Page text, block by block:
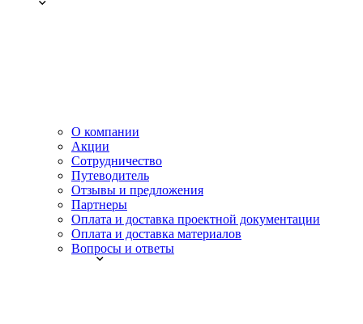
О компании
Акции
Сотрудничество
Путеводитель
Отзывы и предложения
Партнеры
Оплата и доставка проектной документации
Оплата и доставка материалов
Вопросы и ответы